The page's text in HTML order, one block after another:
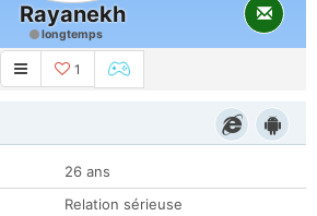
Rayanekh
longtemps
1
26 ans
Relation sérieuse